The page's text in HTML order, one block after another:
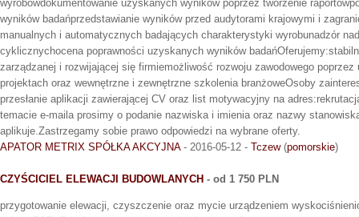
wyrobówdokumentowanie uzyskanych wyników poprzez tworzenie
wyników badańprzedstawianie wyników przed audytorami krajowymi i
manualnych i automatycznych badających charakterystyki wyrobunadzór
cyklicznychocena poprawności uzyskanych wyników
zarządzanej i rozwijającej się firmiemożliwość rozwoju zawodowego poprzez
projektach oraz wewnętrzne i zewnętrzne szkolenia branżoweOsoby
przesłanie aplikacji zawierającej CV oraz list motywacyjny na
temacie e-maila prosimy o podanie nazwiska i imienia oraz nazwy
aplikuje.Zastrzegamy sobie prawo odpowiedzi na wybrane oferty.
APATOR METRIX SPÓŁKA AKCYJNA- 2016-05-12 - Tczew(pomorskie)
CZYŚCICIEL ELEWACJI BUDOWLANYCH - od 1 750 PLN
przygotowanie elewacji, czyszczenie oraz mycie urządzeniem